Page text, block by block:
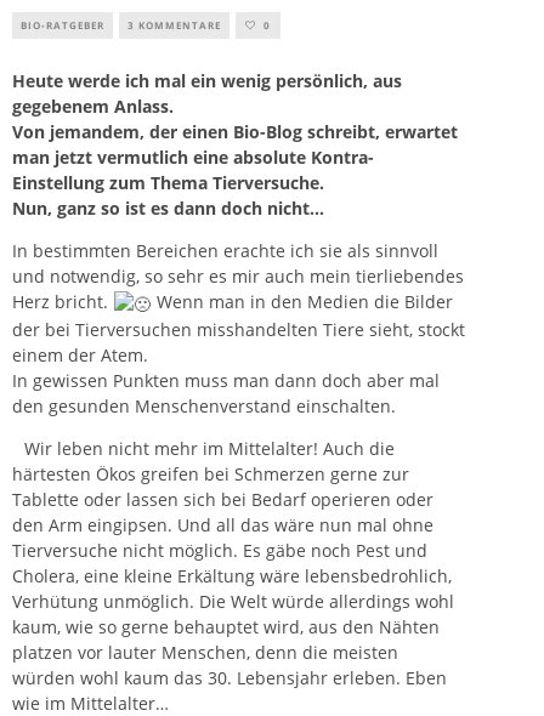
BIO-RATGEBER 3 KOMMENTARE 0
Heute werde ich mal ein wenig persönlich, aus
gegebenem Anlass.
Von jemandem, der einen Bio-Blog schreibt, erwartet
man jetzt vermutlich eine absolute Kontra-
Einstellung zum Thema Tierversuche.
Nun, ganz so ist es dann doch nicht…
In bestimmten Bereichen erachte ich sie als sinnvoll
und notwendig, so sehr es mir auch mein tierliebendes
Herz bricht.
Wenn man in den Medien die Bilder
der bei Tierversuchen misshandelten Tiere sieht, stockt
einem der Atem.
In gewissen Punkten muss man dann doch aber mal
den gesunden Menschenverstand einschalten.
Wir leben nicht mehr im Mittelalter! Auch die
härtesten Ökos greifen bei Schmerzen gerne zur
Tablette oder lassen sich bei Bedarf operieren oder
den Arm eingipsen. Und all das wäre nun mal ohne
Tierversuche nicht möglich. Es gäbe noch Pest und
Cholera, eine kleine Erkältung wäre lebensbedrohlich,
Verhütung unmöglich. Die Welt würde allerdings wohl
kaum, wie so gerne behauptet wird, aus den Nähten
platzen vor lauter Menschen, denn die meisten
würden wohl kaum das 30. Lebensjahr erleben. Eben
wie im Mittelalter…